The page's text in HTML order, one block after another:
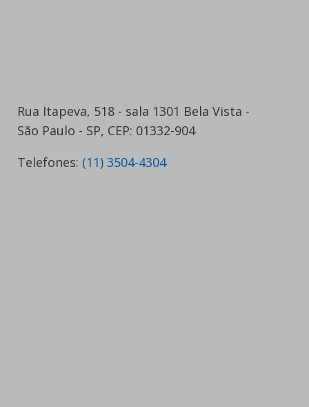
Rua Itapeva, 518 - sala 1301 Bela Vista -
São Paulo - SP, CEP: 01332-904
Telefones: (11) 3504-4304